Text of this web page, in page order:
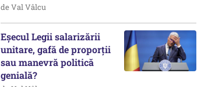
de Val Vâlcu
Eșecul Legii salarizării
unitare, gafă de proporții
sau manevră politică
genială?